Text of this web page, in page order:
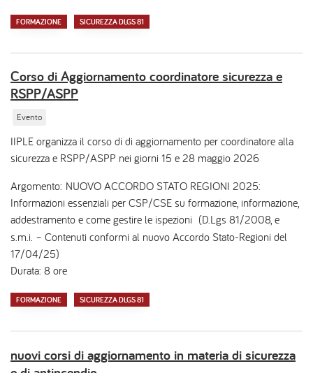
FORMAZIONE SICUREZZA DLGS 81
Corso di Aggiornamento coordinatore sicurezza e
RSPP/ASPP
Evento
IIPLE organizza il corso di di aggiornamento per coordinatore alla
sicurezza e RSPP/ASPP nei giorni 15 e 28 maggio 2026
Argomento: NUOVO ACCORDO STATO REGIONI 2025:
Informazioni essenziali per CSP/CSE su formazione, informazione,
addestramento e come gestire le ispezioni (D.Lgs 81/2008, e
s.m.i. – Contenuti conformi al nuovo Accordo Stato-Regioni del
17/04/25)
Durata: 8 ore
FORMAZIONE SICUREZZA DLGS 81
nuovi corsi di aggiornamento in materia di sicurezza